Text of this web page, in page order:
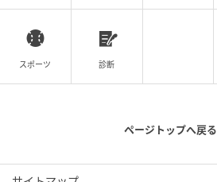
スポーツ 診断
ページトップへ戻る